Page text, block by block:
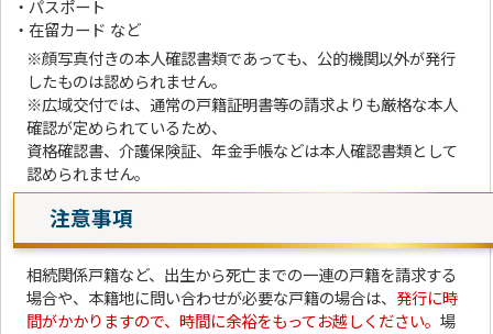
・パスポート
・在留カード など
※顔写真付きの本人確認書類であっても、公的機関以外が発行
したものは認められません。
※広域交付では、通常の戸籍証明書等の請求よりも厳格な本人
確認が定められているため、
資格確認書、介護保険証、年金手帳などは本人確認書類として
認められません。
注意事項
相続関係戸籍など、出生から死亡までの一連の戸籍を請求する
場合や、本籍地に問い合わせが必要な戸籍の場合は、 発行に時
間がかかりますので、時間に余裕をもってお越しください。場